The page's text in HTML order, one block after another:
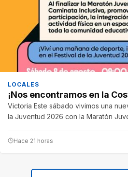
LOCALES
¡Nos encontramos en la
Victoria Este sábado vivimos una
la Juventud 2026 con la Maratón
Hace 21 horas